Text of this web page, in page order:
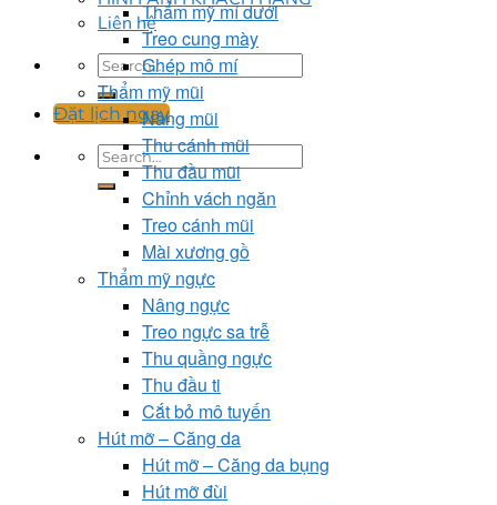
Liên hệ
Đặt lịch ngay
Thẩm mỹ mí dưới
Treo cung mày
Ghép mô mí
Thẩm mỹ mũi
Nâng mũi
Thu cánh mũi
Thu đầu mũi
Chỉnh vách ngăn
Treo cánh mũi
Mài xương gồ
Thẩm mỹ ngực
Nâng ngực
Treo ngực sa trễ
Thu quầng ngực
Thu đầu ti
Cắt bỏ mô tuyến
Hút mỡ – Căng da
Hút mỡ – Căng da bụng
Hút mỡ đùi